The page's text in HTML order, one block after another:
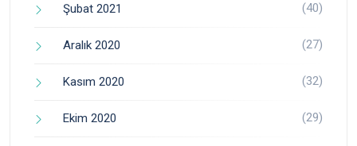
Şubat 2021 (40)
Aralık 2020 (27)
Kasım 2020 (32)
Ekim 2020 (29)